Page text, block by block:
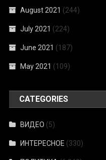
August 2021 (244)
July 2021 (224)
June 2021 (187)
May 2021 (109)
CATEGORIES
ВИДЕО (5)
ИНТЕРЕСНОЕ (330)